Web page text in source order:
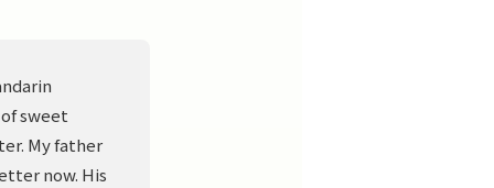
sweet
My father
now. His